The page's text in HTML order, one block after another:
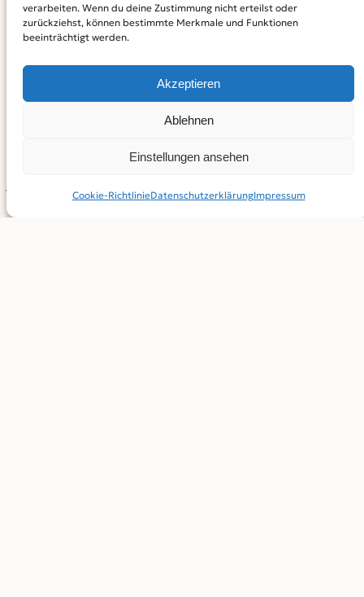
verarbeiten. Wenn du deine Zustimmung nicht erteilst oder
zurückziehst, können bestimmte Merkmale und Funktionen
beeinträchtigt werden.
Akzeptieren
Ablehnen
Einstellungen ansehen
Cookie-RichtlinieDatenschutz­erklärungImpressum
utm_source=ig_web_copy_link
am Filssprung bei Weisensteig
und auf dem Weg zur Ruine Kaltenburg
https://www.instagram.com/p/CN9JTgErNGb/?
utm_source=ig_web_copy_link
Detailliertere Beschreibungen und mehr Bilder zu den
Links, die zu unserem Instagram Account führen.